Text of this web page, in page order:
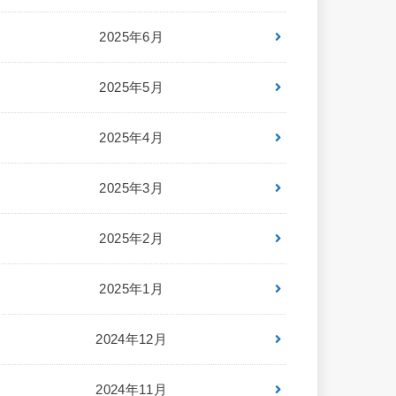
2025年6月
2025年5月
2025年4月
2025年3月
2025年2月
2025年1月
2024年12月
2024年11月